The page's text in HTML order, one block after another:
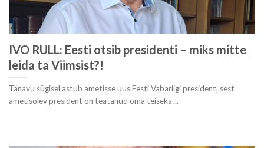
IVO RULL: Eesti otsib presidenti – miks mitte
leida ta Viimsist?!
Tänavu sügisel astub ametisse uus Eesti Vabariigi president, sest
ametisolev president on teatanud oma teiseks ...